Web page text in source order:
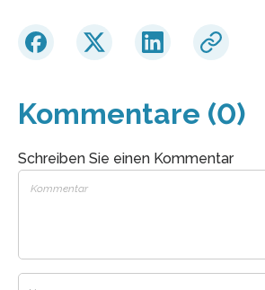
Kommentare (0)
Schreiben Sie einen Kommentar